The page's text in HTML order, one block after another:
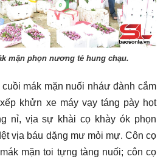
mặn phọn nương té hung chạu.
mák mặn nuối nháư đành cắm
khửn xe máy vạy táng pày họt
nỉ, vịa sự khài cọ khày ók phọn
vịa báu dặng mư mỏi mự. Côn cọ
mặn toi tựng tàng nuối; côn cọ